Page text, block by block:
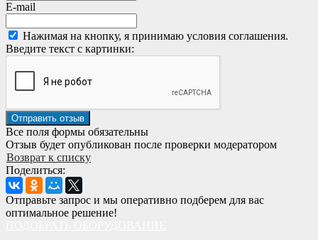
E-mail
Нажимая на кнопку, я принимаю условия соглашения.
Введите текст с картинки:
Все поля формы обязательны
Отзыв будет опубликован после проверки модератором
Возврат к списку
Поделиться:
Отправьте запрос и мы оперативно подберем для вас
оптимальное решение!